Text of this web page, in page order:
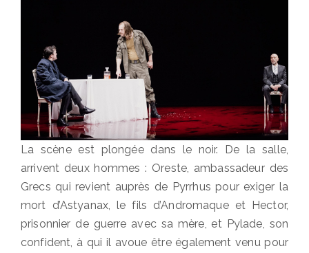
La scène est plongée dans le noir. De la salle,
arrivent deux hommes : Oreste, ambassadeur des
Grecs qui revient auprès de Pyrrhus pour exiger la
mort d’Astyanax, le fils d’Andromaque et Hector,
prisonnier de guerre avec sa mère, et Pylade, son
confident, à qui il avoue être également venu pour